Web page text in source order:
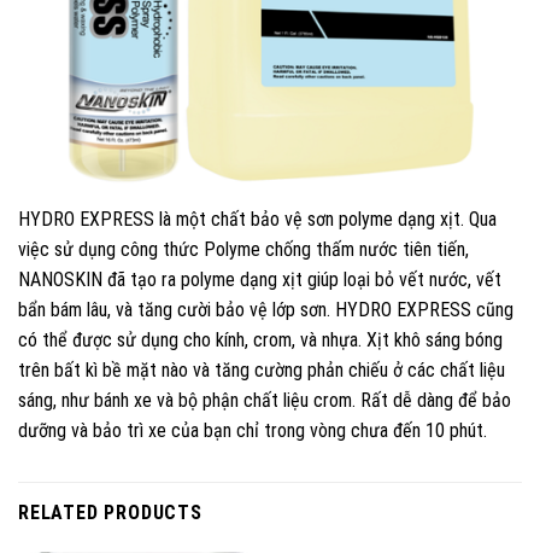
HYDRO EXPRESS là một chất bảo vệ sơn polyme dạng xịt. Qua
việc sử dụng công thức Polyme chống thấm nước tiên tiến,
NANOSKIN đã tạo ra polyme dạng xịt giúp loại bỏ vết nước, vết
bẩn bám lâu, và tăng cười bảo vệ lớp sơn. HYDRO EXPRESS cũng
có thể được sử dụng cho kính, crom, và nhựa. Xịt khô sáng bóng
trên bất kì bề mặt nào và tăng cường phản chiếu ở các chất liệu
sáng, như bánh xe và bộ phận chất liệu crom. Rất dễ dàng để bảo
dưỡng và bảo trì xe của bạn chỉ trong vòng chưa đến 10 phút.
RELATED PRODUCTS